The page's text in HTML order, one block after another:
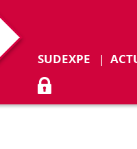
SUDEXPE Déplier
ACCÈS